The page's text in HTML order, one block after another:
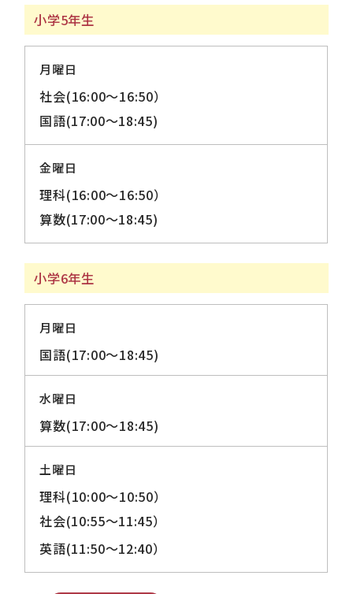
小学5年生
月曜日
社会(16:00～16:50）
国語(17:00～18:45)
金曜日
理科(16:00～16:50）
算数(17:00～18:45)
小学6年生
月曜日
国語(17:00～18:45)
水曜日
算数(17:00～18:45)
土曜日
理科(10:00～10:50）
社会(10:55～11:45）
英語(11:50～12:40）